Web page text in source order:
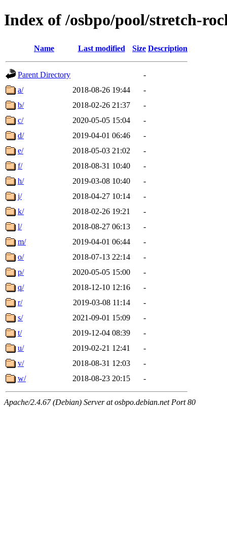
Index of /osbpo/pool/stretch-
Name Last modified Size Description
Parent Directory
-
a/
2018-08-26 19:44
-
b/
2018-02-26 21:37
-
c/
2020-05-05 15:04
-
d/
2019-04-01 06:46
-
e/
2018-05-03 21:02
-
f/
2018-08-31 10:40
-
h/
2019-03-08 10:40
-
j/
2018-04-27 10:14
-
k/
2018-02-26 19:21
-
l/
2018-08-27 06:13
-
m/
2019-04-01 06:44
-
o/
2018-07-13 22:14
-
p/
2020-05-05 15:00
-
q/
2018-12-10 12:16
-
r/
2019-03-08 11:14
-
s/
2021-09-01 15:09
-
t/
2019-12-04 08:39
-
u/
2019-02-21 12:41
-
v/
2018-08-31 12:03
-
w/
2018-08-23 20:15 -
Apache/2.4.67 (Debian) Server at osbpo.debian.net Port 80